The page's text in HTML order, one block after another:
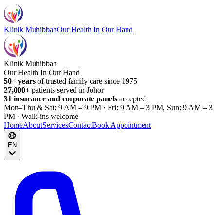
Klinik MuhibbahOur Health In Our Hand
Klinik Muhibbah
Our Health In Our Hand
50+ years of trusted family care since 1975
27,000+ patients served in Johor
31 insurance and corporate panels accepted
Mon–Thu & Sat: 9 AM – 9 PM · Fri: 9 AM – 3 PM, Sun: 9 AM – 3
PM · Walk-ins welcome
HomeAboutServicesContactBook Appointment
EN